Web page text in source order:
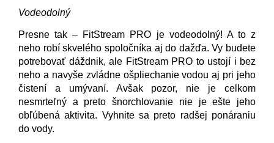
Vodeodolný
Presne tak – FitStream PRO je vodeodolný! A to z
neho robí skvelého spoločníka aj do dažďa. Vy budete
potrebovať dáždnik, ale FitStream PRO to ustojí i bez
neho a navyše zvládne ošpliechanie vodou aj pri jeho
čistení a umývaní. Avšak pozor, nie je celkom
nesmrteľný a preto šnorchlovanie nie je ešte jeho
obľúbená aktivita. Vyhnite sa preto radšej ponáraniu
do vody.